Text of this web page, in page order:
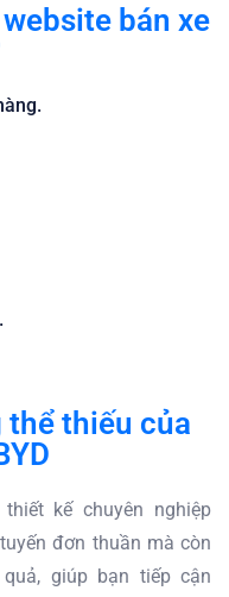
bán xe
thể thiếu của
kế chuyên nghiệp
đơn thuần mà còn
giúp bạn tiếp cận